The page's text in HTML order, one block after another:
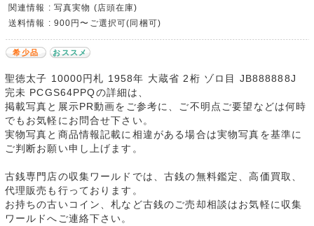
関連情報 : 写真実物 (店頭在庫)
送料情報 : 900円〜ご選択可(同梱可)
希少品 おススメ
聖徳太子 10000円札 1958年 大蔵省 2桁 ゾロ目 JB888888J
完未 PCGS64PPQの詳細は、
掲載写真と展示PR動画をご参考に、ご不明点ご要望などは何時
でもお気軽にお問合せ下さい。
実物写真と商品情報記載に相違がある場合は実物写真を基準に
ご判断お願い申し上げます。
古銭専門店の収集ワールドでは、古銭の無料鑑定、高価買取、
代理販売も行っております。
お持ちの古いコイン、札など古銭のご売却相談はお気軽に収集
ワールドへご連絡下さい。